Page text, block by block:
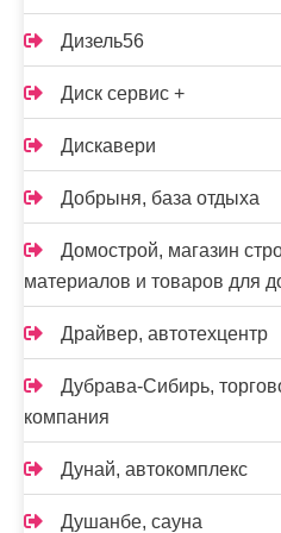
Дизель56
Диск сервис +
Дискавери
Добрыня, база отдыха
Домострой, магазин
материалов и товаров для
Драйвер, автотехцентр
Дубрава-Сибирь,
компания
Дунай, автокомплекс
Душанбе, сауна